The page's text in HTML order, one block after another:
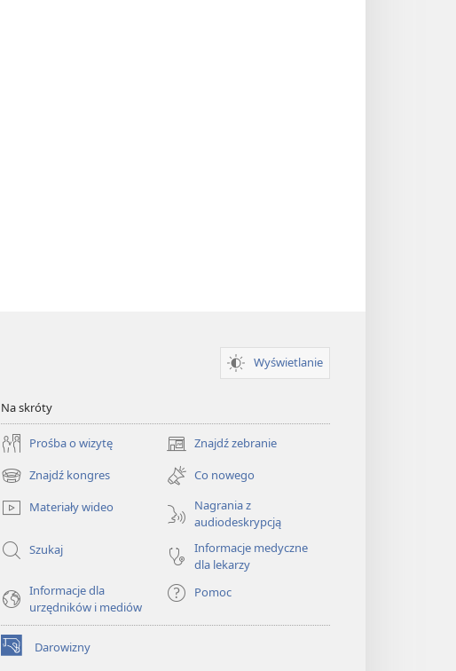
Wyświetlanie
Na skróty
Prośba o wizytę Znajdź zebranie
(opens
new
window)
Znajdź kongres
(opens
new
window)
Co nowego
Materiały wideo
Nagrania z
audiodeskrypcją
Szukaj
Informacje medyczne
dla lekarzy
Informacje dla
urzędników i mediów
Pomoc
Darowizny
(opens